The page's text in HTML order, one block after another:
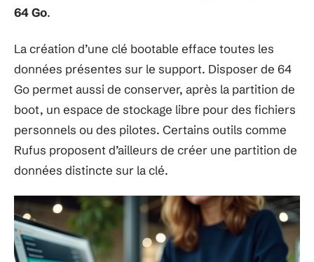
64 Go.
La création d’une clé bootable efface toutes les
données présentes sur le support. Disposer de 64
Go permet aussi de conserver, après la partition de
boot, un espace de stockage libre pour des fichiers
personnels ou des pilotes. Certains outils comme
Rufus proposent d’ailleurs de créer une partition de
données distincte sur la clé.